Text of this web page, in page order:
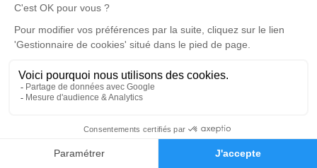
Faire-part Hommages
25000 Besançon
Déroulé des obsèques
Repos en salon funéraire